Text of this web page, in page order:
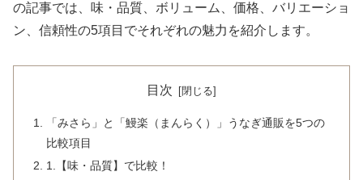
の記事では、味・品質、ボリューム、価格、バリエーショ
ン、信頼性の5項目でそれぞれの魅力を紹介します。
目次
「みさら」と「鰻楽（まんらく）」うなぎ通販を5つの
比較項目
1.【味・品質】で比較！